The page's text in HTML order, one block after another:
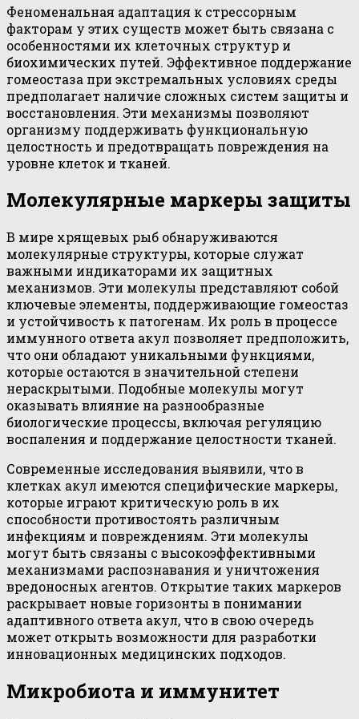
Феноменальная адаптация к стрессорным
факторам у этих существ может быть связана с
особенностями их клеточных структур и
биохимических путей. Эффективное поддержание
гомеостаза при экстремальных условиях среды
предполагает наличие сложных систем защиты и
восстановления. Эти механизмы позволяют
организму поддерживать функциональную
целостность и предотвращать повреждения на
уровне клеток и тканей.
Молекулярные маркеры защиты
В мире хрящевых рыб обнаруживаются
молекулярные структуры, которые служат
важными индикаторами их защитных
механизмов. Эти молекулы представляют собой
ключевые элементы, поддерживающие гомеостаз
и устойчивость к патогенам. Их роль в процессе
иммунного ответа акул позволяет предположить,
что они обладают уникальными функциями,
которые остаются в значительной степени
нераскрытыми. Подобные молекулы могут
оказывать влияние на разнообразные
биологические процессы, включая регуляцию
воспаления и поддержание целостности тканей.
Современные исследования выявили, что в
клетках акул имеются специфические маркеры,
которые играют критическую роль в их
способности противостоять различным
инфекциям и повреждениям. Эти молекулы
могут быть связаны с высокоэффективными
механизмами распознавания и уничтожения
вредоносных агентов. Открытие таких маркеров
раскрывает новые горизонты в понимании
адаптивного ответа акул, что в свою очередь
может открыть возможности для разработки
инновационных медицинских подходов.
Микробиота и иммунитет